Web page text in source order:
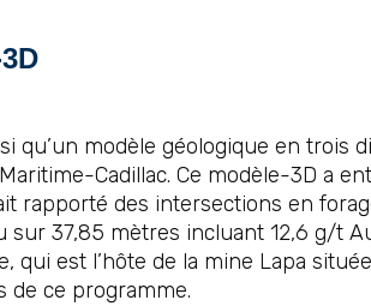
qu’un modèle géologique en trois
Cadillac. Ce modèle-3D a
rapporté des intersections en
sur 37,85 mètres incluant 12,6 g/t
est l’hôte de la mine Lapa
de ce programme.